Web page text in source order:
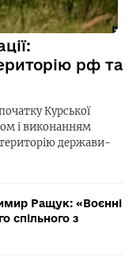
рф та
Курської
і виконанням
територію держави-
Ращук: «Воєнні
спільного з